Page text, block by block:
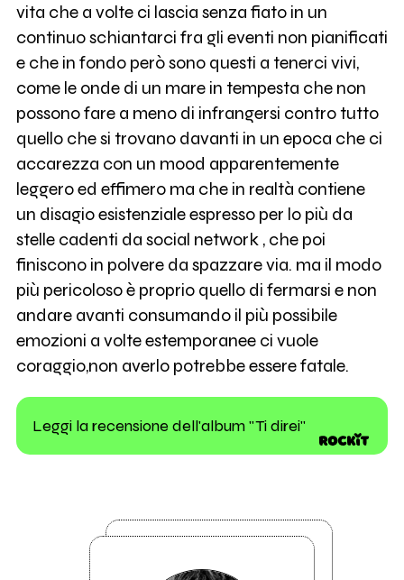
vita che a volte ci lascia senza fiato in un
continuo schiantarci fra gli eventi non pianificati
e che in fondo però sono questi a tenerci vivi,
come le onde di un mare in tempesta che non
possono fare a meno di infrangersi contro tutto
quello che si trovano davanti in un epoca che ci
accarezza con un mood apparentemente
leggero ed effimero ma che in realtà contiene
un disagio esistenziale espresso per lo più da
stelle cadenti da social network , che poi
finiscono in polvere da spazzare via. ma il modo
più pericoloso è proprio quello di fermarsi e non
andare avanti consumando il più possibile
emozioni a volte estemporanee ci vuole
coraggio,non averlo potrebbe essere fatale.
Leggi la recensione dell'album "Ti direi"